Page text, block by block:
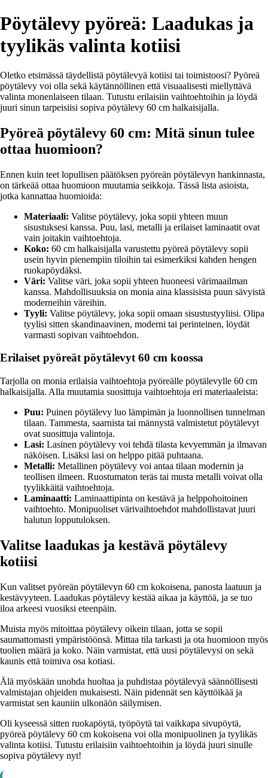
Pöytälevy pyöreä: Laadukas ja
tyylikäs valinta kotiisi
Oletko etsimässä täydellistä pöytälevyä kotiisi tai toimistoosi? Pyöreä
pöytälevy voi olla sekä käytännöllinen että visuaalisesti miellyttävä
valinta monenlaiseen tilaan. Tutustu erilaisiin vaihtoehtoihin ja löydä
juuri sinun tarpeisiisi sopiva pöytälevy 60 cm halkaisijalla.
Pyöreä pöytälevy 60 cm: Mitä sinun tulee
ottaa huomioon?
Ennen kuin teet lopullisen päätöksen pyöreän pöytälevyn hankinnasta,
on tärkeää ottaa huomioon muutamia seikkoja. Tässä lista asioista,
jotka kannattaa huomioida:
Materiaali: Valitse pöytälevy, joka sopii yhteen muun
sisustuksesi kanssa. Puu, lasi, metalli ja erilaiset laminaatit ovat
vain joitakin vaihtoehtoja.
Koko: 60 cm halkaisijalla varustettu pyöreä pöytälevy sopii
usein hyvin pienempiin tiloihin tai esimerkiksi kahden hengen
ruokapöydäksi.
Väri: Valitse väri, joka sopii yhteen huoneesi värimaailman
kanssa. Mahdollisuuksia on monia aina klassisista puun sävyistä
moderneihin väreihin.
Tyyli: Valitse pöytälevy, joka sopii omaan sisustustyyliisi. Olipa
tyylisi sitten skandinaavinen, moderni tai perinteinen, löydät
varmasti sopivan vaihtoehdon.
Erilaiset pyöreät pöytälevyt 60 cm koossa
Tarjolla on monia erilaisia vaihtoehtoja pyöreälle pöytälevylle 60 cm
halkaisijalla. Alla muutamia suosittuja vaihtoehtoja eri materiaaleista:
Puu: Puinen pöytälevy luo lämpimän ja luonnollisen tunnelman
tilaan. Tammesta, saarnista tai männystä valmistetut pöytälevyt
ovat suosittuja valintoja.
Lasi: Lasinen pöytälevy voi tehdä tilasta kevyemmän ja ilmavan
näköisen. Lisäksi lasi on helppo pitää puhtaana.
Metalli: Metallinen pöytälevy voi antaa tilaan modernin ja
teollisen ilmeen. Ruostumaton teräs tai musta metalli voivat olla
tyylikkäitä vaihtoehtoja.
Laminaatti: Laminaattipinta on kestävä ja helppohoitoinen
vaihtoehto. Monipuoliset värivaihtoehdot mahdollistavat juuri
halutun lopputuloksen.
Valitse laadukas ja kestävä pöytälevy
kotiisi
Kun valitset pyöreän pöytälevyn 60 cm kokoisena, panosta laatuun ja
kestävyyteen. Laadukas pöytälevy kestää aikaa ja käyttöä, ja se tuo
iloa arkeesi vuosiksi eteenpäin.
Muista myös mitoittaa pöytälevy oikein tilaan, jotta se sopii
saumattomasti ympäristöönsä. Mittaa tila tarkasti ja ota huomioon myös
tuolien määrä ja koko. Näin varmistat, että uusi pöytälevysi on sekä
kaunis että toimiva osa kotiasi.
Älä myöskään unohda huoltaa ja puhdistaa pöytälevyä säännöllisesti
valmistajan ohjeiden mukaisesti. Näin pidennät sen käyttöikää ja
varmistat sen kauniin ulkonäön säilymisen.
Oli kyseessä sitten ruokapöytä, työpöytä tai vaikkapa sivupöytä,
pyöreä pöytälevy 60 cm kokoisena voi olla monipuolinen ja tyylikäs
valinta kotiisi. Tutustu erilaisiin vaihtoehtoihin ja löydä juuri sinulle
sopiva pöytälevy nyt!